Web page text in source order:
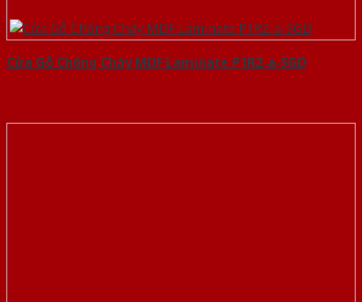
Cửa Gỗ Chống Cháy MDF Laminate P1R2-a-SGD